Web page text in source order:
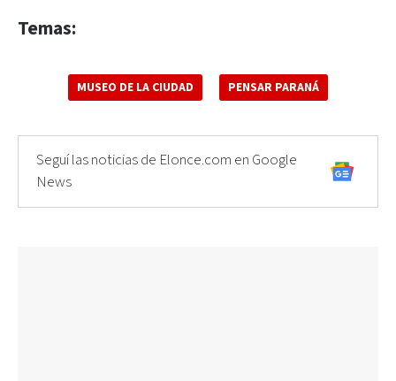
Temas:
MUSEO DE LA CIUDAD PENSAR PARANÁ
Seguí las noticias de Elonce.com en Google
News